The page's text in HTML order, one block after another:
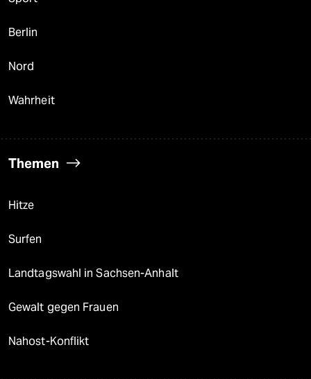
Berlin
Nord
Wahrheit
Themen
Hitze
Surfen
Landtagswahl in Sachsen-Anhalt
Gewalt gegen Frauen
Nahost-Konflikt